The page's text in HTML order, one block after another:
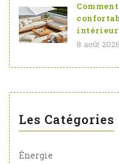
8 août 2026
Les Catégories
Énergie